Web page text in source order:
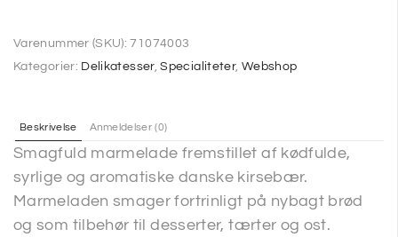
Varenummer (SKU):71074003
Kategorier: Delikatesser,Specialiteter, Webshop
Beskrivelse Anmeldelser (0)
Smagfuld marmelade fremstillet af kødfulde,
syrlige og aromatiske danske kirsebær.
Marmeladen smager fortrinligt på nybagt brød
og som tilbehør til desserter, tærter og ost.